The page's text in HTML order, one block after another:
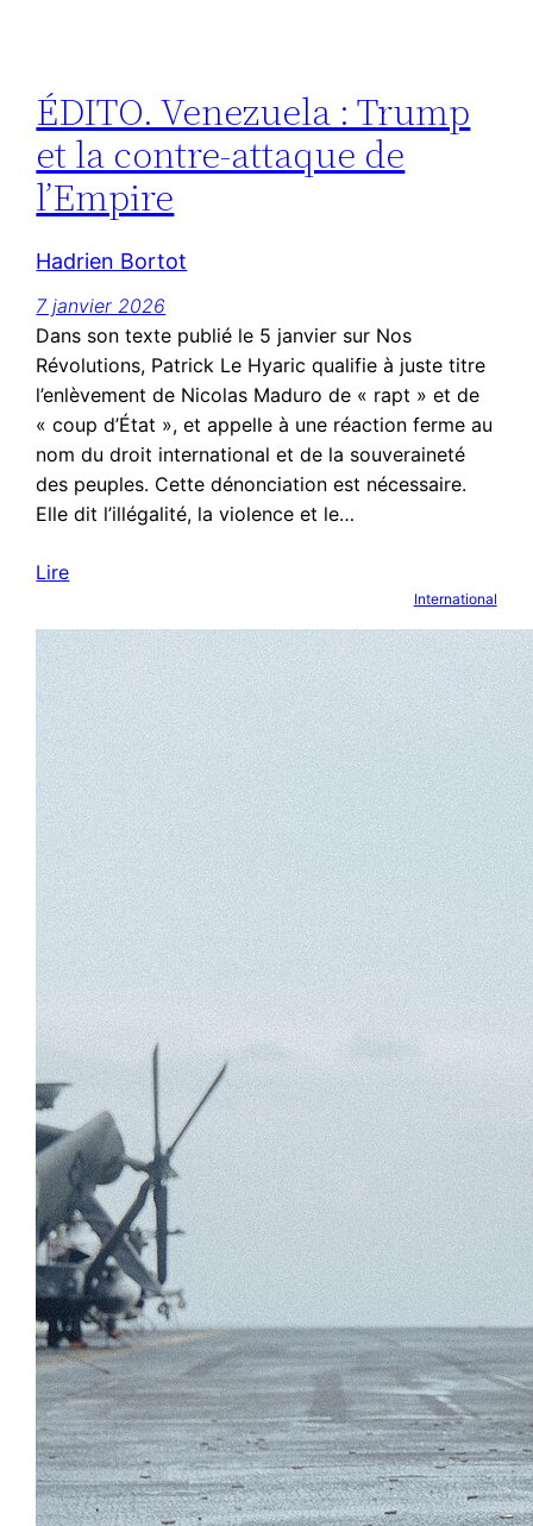
ÉDITO. Venezuela : Trump
et la contre-attaque de
l’Empire
Hadrien Bortot
7 janvier 2026
Dans son texte publié le 5 janvier sur Nos
Révolutions, Patrick Le Hyaric qualifie à juste titre
l’enlèvement de Nicolas Maduro de « rapt » et de
« coup d’État », et appelle à une réaction ferme au
nom du droit international et de la souveraineté
des peuples. Cette dénonciation est nécessaire.
Elle dit l’illégalité, la violence et le…
Lire
International